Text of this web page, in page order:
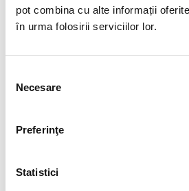
pot combina cu alte informații
în urma folosirii serviciilor lor.
consimțământului
Necesare
Preferinţe
Statistici
Butelie gaz cu valva 7/16
Butelia este fabricata din aluminiu,
Brand Providus